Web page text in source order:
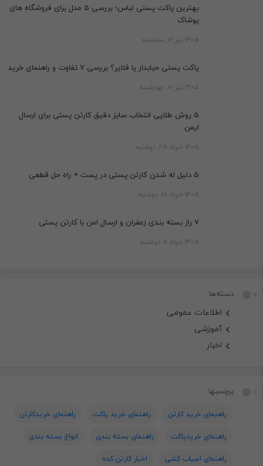
بهترین پاکت پستی لباس؛ بررسی 5 مدل برای فروشگاه های
پوشاک
1405 تیر 16, سه‌شنبه
پاکت پستی حبابدار یا فلایر؟ بررسی 7 تفاوت و راهنمای خرید
1405 تیر 10, چهارشنبه
5 روش طلایی انتخاب سایز دقیق کارتن پستی برای ارسال
ایمن
1405 خرداد 25, دوشنبه
5 دلیل له شدن کارتن پستی در پست + راه حل قطعی
1405 خرداد 18, دوشنبه
7 راز بسته بندی زعفران و ارسال امن با کارتن پستی
1405 خرداد 11, دوشنبه
دسته‌ها
اطلاعات عمومی
آموزشی
اخبار
برچسبها
راهنمای خرید کارتن راهنمای خرید پاکت
راهنمای خریدکارتن
راهنمای خریدپاکت
راهنمای بسته بندی
انواع بسته بندی
راهنمای اسباب کشی
اخبار کارتن کده